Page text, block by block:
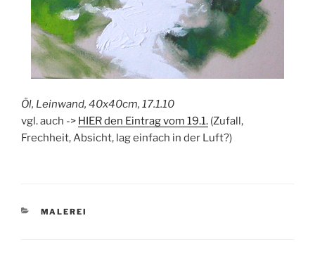
Öl, Leinwand, 40x40cm, 17.1.10
vgl. auch -> HIER den Eintrag vom 19.1. (Zufall,
Frechheit, Absicht, lag einfach in der Luft?)
KATEGORIEN
MALEREI